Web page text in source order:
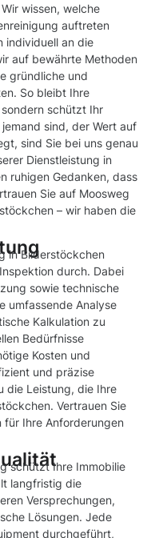
wissen, welche
auftreten
individuell an die
auf bewährte Methoden
gründliche und
So bleibt Ihre
schützt Ihr
sind, der Wert auf
sind Sie bei uns genau
Dienstleistung in
ruhigen Gedanken, dass
Sie auf Moosweg
– wir haben die
in Bilderstöckchen
durch. Dabei
sowie technische
umfassende Analyse
Kalkulation zu
Bedürfnisse
Kosten und
und präzise
die Leistung, die Ihre
Vertrauen Sie
für Ihre Anforderungen
schützt Ihre Immobilie
langfristig die
Versprechungen,
Lösungen. Jede
durchgeführt,